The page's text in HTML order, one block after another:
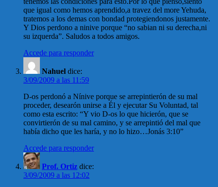
que igual como hemos aprendido,a travez del more Yehuda,
tratemos a los demas con bondad protegiendonos justamente.
Y Dios perdono a ninive porque “no sabian ni su derecha,ni
su izquerda”. Saludos a todos amigos.
Accede para responder
Nahuel dice:
3/09/2009 a las 11:59
D-os perdonó a Nínive porque se arrepintierón de su mal
proceder, desearón unirse a Él y ejecutar Su Voluntad, tal
como esta escrito: “Y vio D-os lo que hicierón, que se
convirtierón de su mal camino, y se arrepintió del mal que
había dicho que les haría, y no lo hizo…Jonás 3:10”
Accede para responder
Prof. Ortiz dice:
3/09/2009 a las 12:02